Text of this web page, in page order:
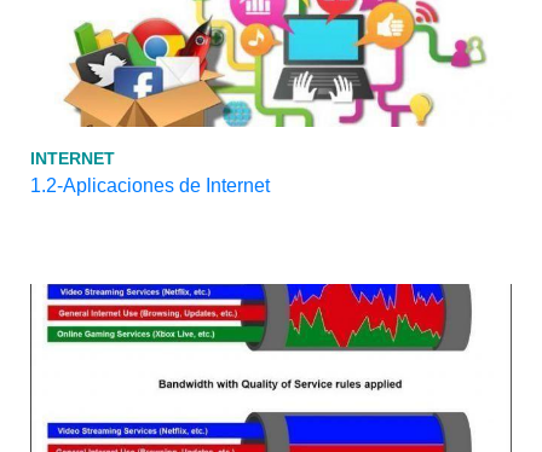
INTERNET
1.2-Aplicaciones de Internet